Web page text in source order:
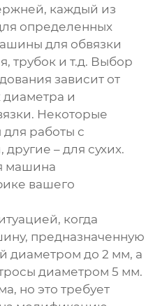
, каждый из
определенных
для обвязки
трубок и т.д. Выбор
зависит от
и
Некоторые
работы с
– для сухих.
машина
вашего
когда
предназначенную
диаметром до 2 мм, а
диаметром 5 мм.
но это требует